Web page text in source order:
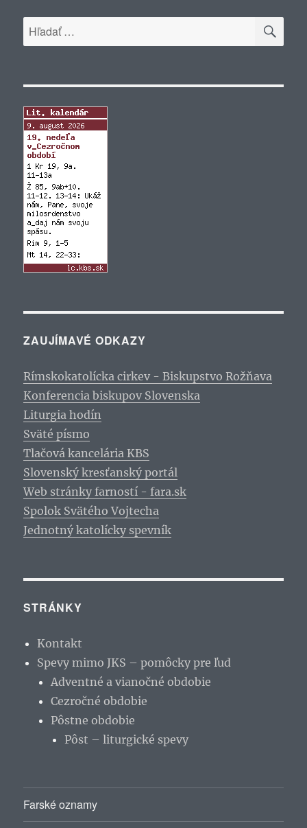
Hľadať:
ZAUJÍMAVÉ ODKAZY
Rímskokatolícka cirkev - Biskupstvo Rožňava
Konferencia biskupov Slovenska
Liturgia hodín
Sväté písmo
Tlačová kancelária KBS
Slovenský kresťanský portál
Web stránky farností - fara.sk
Spolok Svätého Vojtecha
Jednotný katolícky spevník
STRÁNKY
Kontakt
Spevy mimo JKS – pomôcky pre ľud
Adventné a vianočné obdobie
Cezročné obdobie
Pôstne obdobie
Pôst – liturgické spevy
Farské oznamy